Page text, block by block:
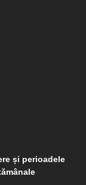
și perioadele